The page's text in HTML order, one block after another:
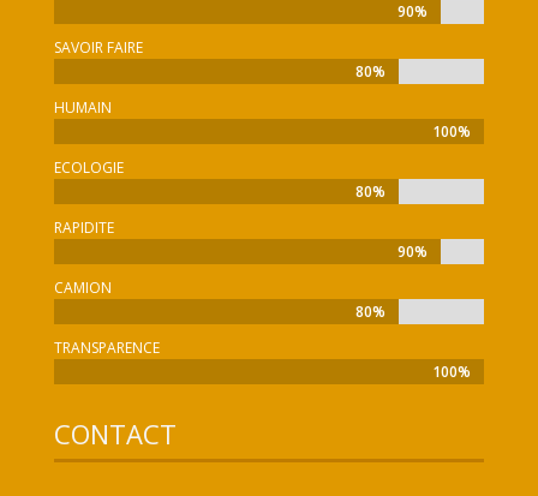
90%
90%
SAVOIR FAIRE
80%
80%
HUMAIN
100%
100%
ECOLOGIE
80%
80%
RAPIDITE
90%
90%
CAMION
80%
80%
TRANSPARENCE
100%
100%
CONTACT